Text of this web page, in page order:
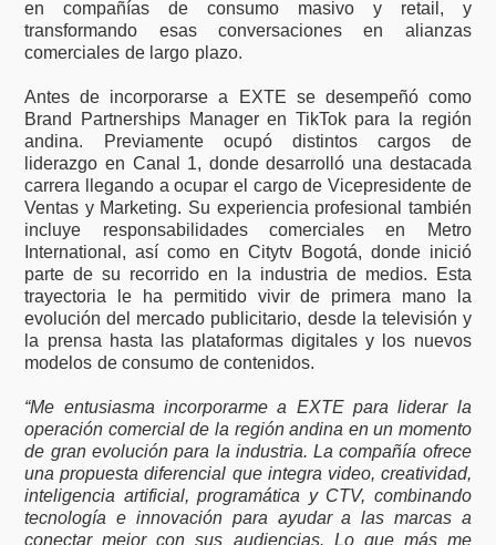
en compañías de consumo masivo y retail, y
transformando esas conversaciones en alianzas
comerciales de largo plazo.
Antes de incorporarse a EXTE se desempeñó como
Brand Partnerships Manager en TikTok para la región
andina. Previamente ocupó distintos cargos de
liderazgo en Canal 1, donde desarrolló una destacada
carrera llegando a ocupar el cargo de Vicepresidente de
Ventas y Marketing. Su experiencia profesional también
incluye responsabilidades comerciales en Metro
International, así como en Citytv Bogotá, donde inició
parte de su recorrido en la industria de medios. Esta
trayectoria le ha permitido vivir de primera mano la
evolución del mercado publicitario, desde la televisión y
la prensa hasta las plataformas digitales y los nuevos
modelos de consumo de contenidos.
“Me entusiasma incorporarme a EXTE para liderar la
operación comercial de la región andina en un momento
de gran evolución para la industria. La compañía ofrece
una propuesta diferencial que integra video, creatividad,
inteligencia artificial, programática y CTV, combinando
tecnología e innovación para ayudar a las marcas a
conectar mejor con sus audiencias. Lo que más me